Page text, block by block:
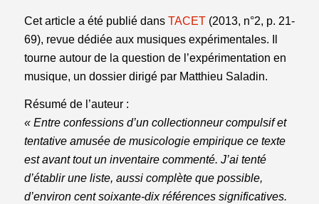
Cet article a été publié dans TACET(2013, n°2, p. 21-
69), revue dédiée aux musiques expérimentales. Il
tourne autour de la question de l’expérimentation en
musique, un dossier dirigé par Matthieu Saladin.
Résumé de l’auteur :
« Entre confessions d’un collectionneur compulsif et
tentative amusée de musicologie empirique ce texte
est avant tout un inventaire commenté. J’ai tenté
d’établir une liste, aussi complète que possible,
d’environ cent soixante-dix références significatives.